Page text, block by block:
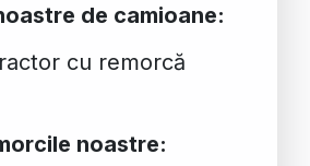
de camioane:
cu remorcă
noastre: